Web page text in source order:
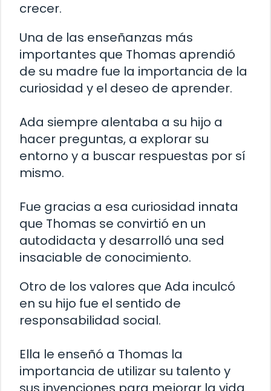
crecer.
Una de las enseñanzas más
importantes que Thomas aprendió
de su madre fue la importancia de la
curiosidad y el deseo de aprender.
Ada siempre alentaba a su hijo a
hacer preguntas, a explorar su
entorno y a buscar respuestas por sí
mismo.
Fue gracias a esa curiosidad innata
que Thomas se convirtió en un
autodidacta y desarrolló una sed
insaciable de conocimiento.
Otro de los valores que Ada inculcó
en su hijo fue el sentido de
responsabilidad social.
Ella le enseñó a Thomas la
importancia de utilizar su talento y